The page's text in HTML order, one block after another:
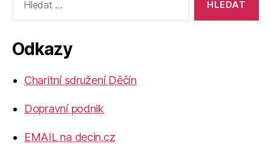
vyhledávání:
Odkazy
Charitní sdružení Děčín
Dopravní podnik
EMAIL na decin.cz